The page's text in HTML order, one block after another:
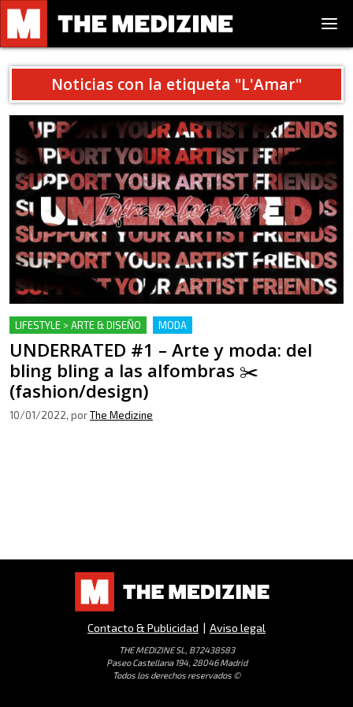
Noticias con la etiqueta "L'Amar"
LIFESTYLE > ARTE & DISEÑO MODA
UNDERRATED #1 – Arte y moda: del
bling bling a las alfombras ✂️
(fashion/design)
10/01/2022, porThe Medizine
Contacto & Publicidad | Aviso legal
THE MEDIZINE SL, B72438583
Paseo Castellana 194, 28046 Madrid
Todos los derechos reservados ©